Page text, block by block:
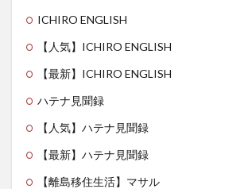
ICHIRO ENGLISH
【人気】ICHIRO ENGLISH
【最新】ICHIRO ENGLISH
ハテナ見聞録
【人気】ハテナ見聞録
【最新】ハテナ見聞録
【離島移住生活】マサル